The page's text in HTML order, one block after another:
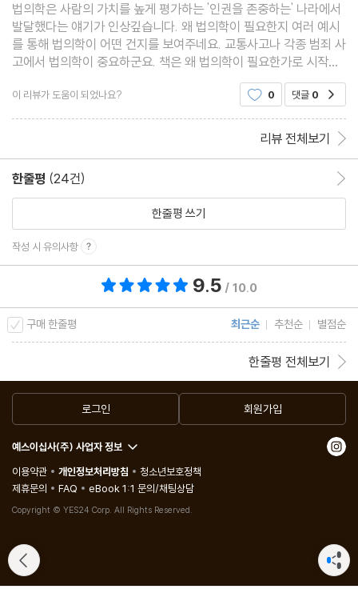
법의학은 사람의 가치를 높게 평가하는 '인권을 존중하는' 나라에서
발달했다는 얘기가 인상깊습니다. 왜 법의학이 필요한지 여러 예시
를 통해 법의학이 어떤 건지를 보여주네요. 교통사고나 각종 범죄 사
고에서 법의학이 중요하군요. 책은 왜 법의학이 필요한가로 시작해
이 리뷰가 도움이 되었나요? 0 댓글 0
리뷰 전체보기
한줄평 (24건)
한줄평 쓰기
작성 시 유의사항
9.5 / 10.0
구매 한줄평 최근순 추천순 별점순
한줄평 전체보기
로그인 회원가입
예스이십사(주) 사업자 정보
이용약관
개인정보처리방침
청소년보호정책
제휴문의
FAQ eBook 1:1 문의/채팅상담
Copyright © YES24 Corp. All Rights Reserved.